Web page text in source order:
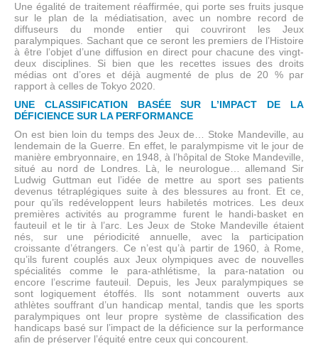
Une égalité de traitement réaffirmée, qui porte ses fruits jusque
sur le plan de la médiatisation, avec un nombre record de
diffuseurs du monde entier qui couvriront les Jeux
paralympiques. Sachant que ce seront les premiers de l’Histoire
à être l’objet d’une diffusion en direct pour chacune des vingt-
deux disciplines. Si bien que les recettes issues des droits
médias ont d’ores et déjà augmenté de plus de 20 % par
rapport à celles de Tokyo 2020.
UNE CLASSIFICATION BASÉE SUR L’IMPACT DE LA
DÉFICIENCE SUR LA PERFORMANCE
On est bien loin du temps des Jeux de… Stoke Mandeville, au
lendemain de la Guerre. En effet, le paralympisme vit le jour de
manière embryonnaire, en 1948, à l’hôpital de Stoke Mandeville,
situé au nord de Londres. Là, le neurologue… allemand Sir
Ludwig Guttman eut l’idée de mettre au sport ses patients
devenus tétraplégiques suite à des blessures au front. Et ce,
pour qu’ils redéveloppent leurs habiletés motrices. Les deux
premières activités au programme furent le handi-basket en
fauteuil et le tir à l’arc. Les Jeux de Stoke Mandeville étaient
nés, sur une périodicité annuelle, avec la participation
croissante d’étrangers. Ce n’est qu’à partir de 1960, à Rome,
qu’ils furent couplés aux Jeux olympiques avec de nouvelles
spécialités comme le para-athlétisme, la para-natation ou
encore l’escrime fauteuil. Depuis, les Jeux paralympiques se
sont logiquement étoffés. Ils sont notamment ouverts aux
athlètes souffrant d’un handicap mental, tandis que les sports
paralympiques ont leur propre système de classification des
handicaps basé sur l’impact de la déficience sur la performance
afin de préserver l’équité entre ceux qui concourent.